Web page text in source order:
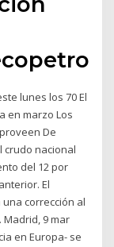
lunes los 70 El
en marzo Los
De
crudo nacional
del 12 por
El
corrección al
Madrid, 9 mar
en Europa- se